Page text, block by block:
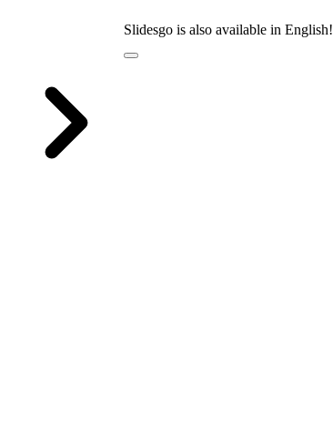
Slidesgo is also available in English!